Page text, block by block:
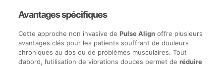
Avantages spécifiques
Cette approche non invasive de Pulse Alignoffre plusieurs
avantages clés pour les patients souffrant de douleurs
chroniques au dos ou de problèmes musculaires. Tout
d’abord, l’utilisation de vibrations douces permet de réduire